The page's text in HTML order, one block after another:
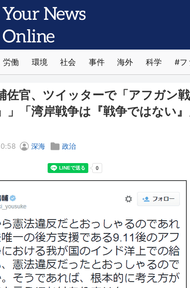
労働 環境 社会 事件 海外 科学 フ
佐官、ツイッターで「アフガン
」「湾岸戦争は『戦争ではない
深海 政治